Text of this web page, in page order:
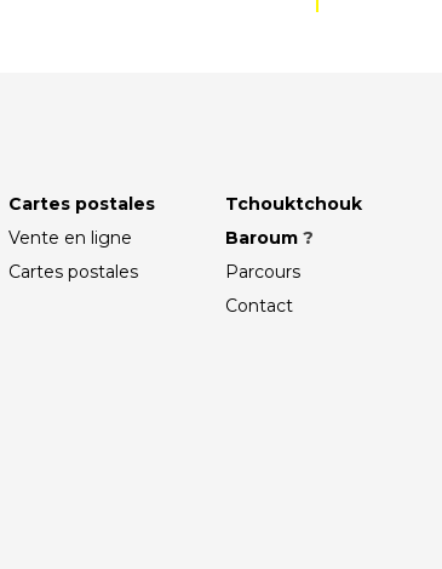
Cartes postales
Vente en ligne
Cartes postales
Tchouktchouk
Baroum ?
Parcours
Contact